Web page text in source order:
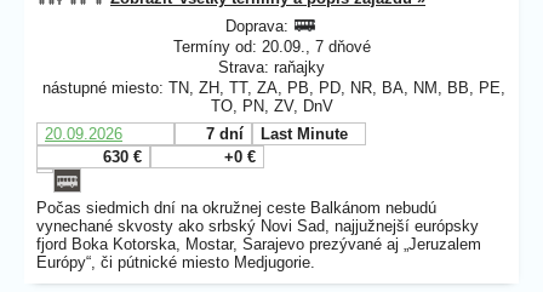
Doprava:
Termíny od: 20.09., 7 dňové
Strava: raňajky
nástupné miesto: TN, ZH, TT, ZA, PB, PD, NR, BA, NM, BB, PE,
TO, PN, ZV, DnV
20.09.2026
7 dní
Last Minute
630 €
+0 €
Počas siedmich dní na okružnej ceste Balkánom nebudú
vynechané skvosty ako srbský Novi Sad, najjužnejší európsky
fjord Boka Kotorska, Mostar, Sarajevo prezývané aj „Jeruzalem
Európy“, či pútnické miesto Medjugorie.